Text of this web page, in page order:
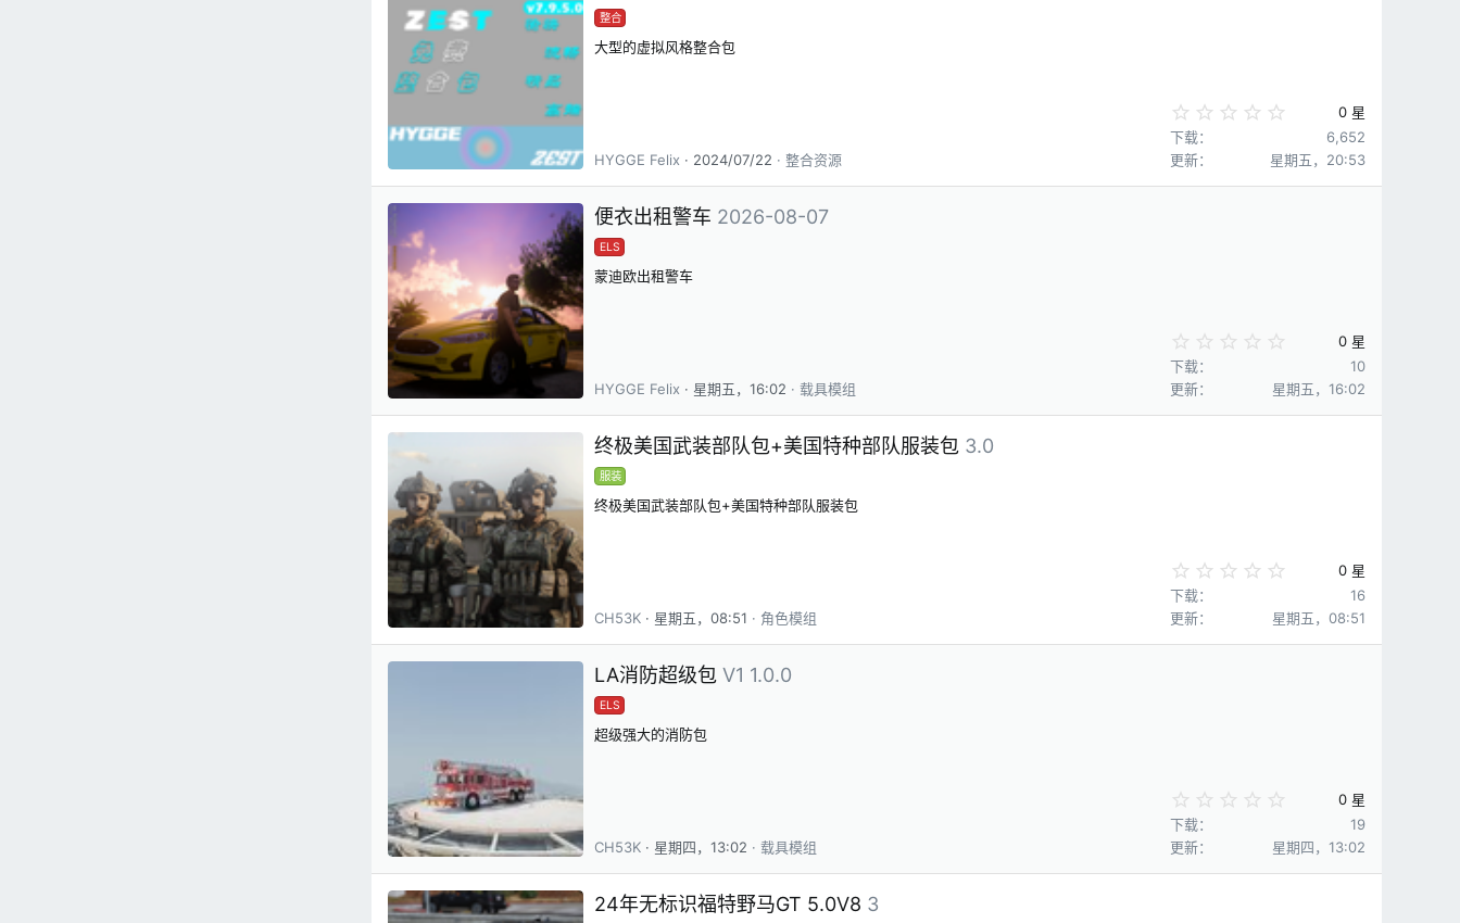
整合
HYGGE Felix 2024/07/22 整合资源
大型的虚拟风格整合包
0
0
星
0 星
下载
6,652
更新
星期五，20:53
便衣出租警车 2026-08-07
ELS
HYGGE Felix 星期五，16:02 载具模组
蒙迪欧出租警车
0
0
星
0 星
下载
10
更新
星期五，16:02
终极美国武装部队包+美国特种部队服装包 3.0
服装
CH53K 星期五，08:51 角色模组
终极美国武装部队包+美国特种部队服装包
0
0
星
0 星
下载
16
更新
星期五，08:51
LA消防超级包 V1 1.0.0
ELS
CH53K 星期四，13:02 载具模组
超级强大的消防包
0
0
星
0 星
下载
19
更新
星期四，13:02
24年无标识福特野马GT 5.0V8 3